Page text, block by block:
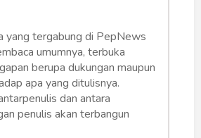
Bus pariwisata
dengan fasilitas
seperti AC yang
seat yang empuk, sistem
yang tergabung di PepNews
umumnya, terbuka
berupa dukungan maupun
apa yang ditulisnya.
dan antara
penulis akan terbangun